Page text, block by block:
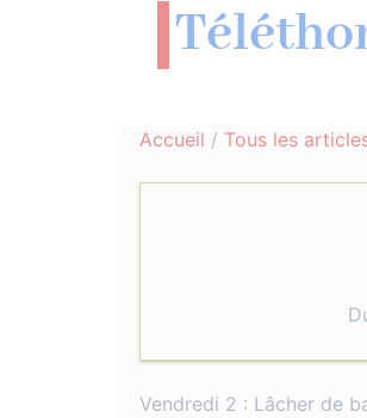
Accueil / Tous les
Vendredi 2 : Lâcher de